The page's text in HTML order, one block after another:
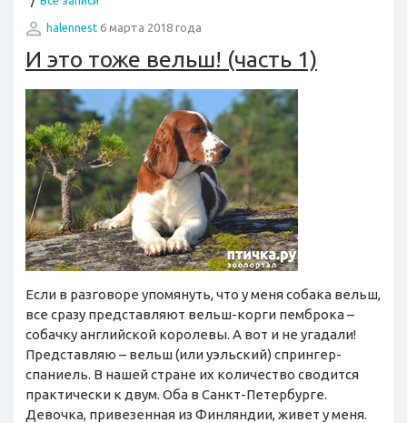
halennest 6 марта 2018 года
И это тоже вельш! (часть 1)
Если в разговоре упомянуть, что у меня собака вельш,
все сразу представляют вельш-корги пемброка –
собачку английской королевы. А вот и не угадали!
Представляю – вельш (или уэльский) спрингер-
спаниель. В нашей стране их количество сводится
практически к двум. Оба в Санкт-Петербурге.
Девочка, привезенная из Финляндии, живет у меня.